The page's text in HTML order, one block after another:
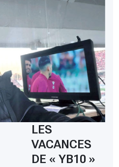
LES
VACANCES
DE « YB10 »